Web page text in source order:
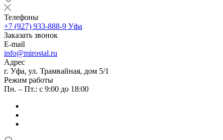
Телефоны
+7 (927) 933-888-9 Уфа
Заказать звонок
E-mail
info@mirostal.ru
Адрес
г. Уфа, ул. Трамвайная, дом 5/1
Режим работы
Пн. – Пт.: с 9:00 до 18:00